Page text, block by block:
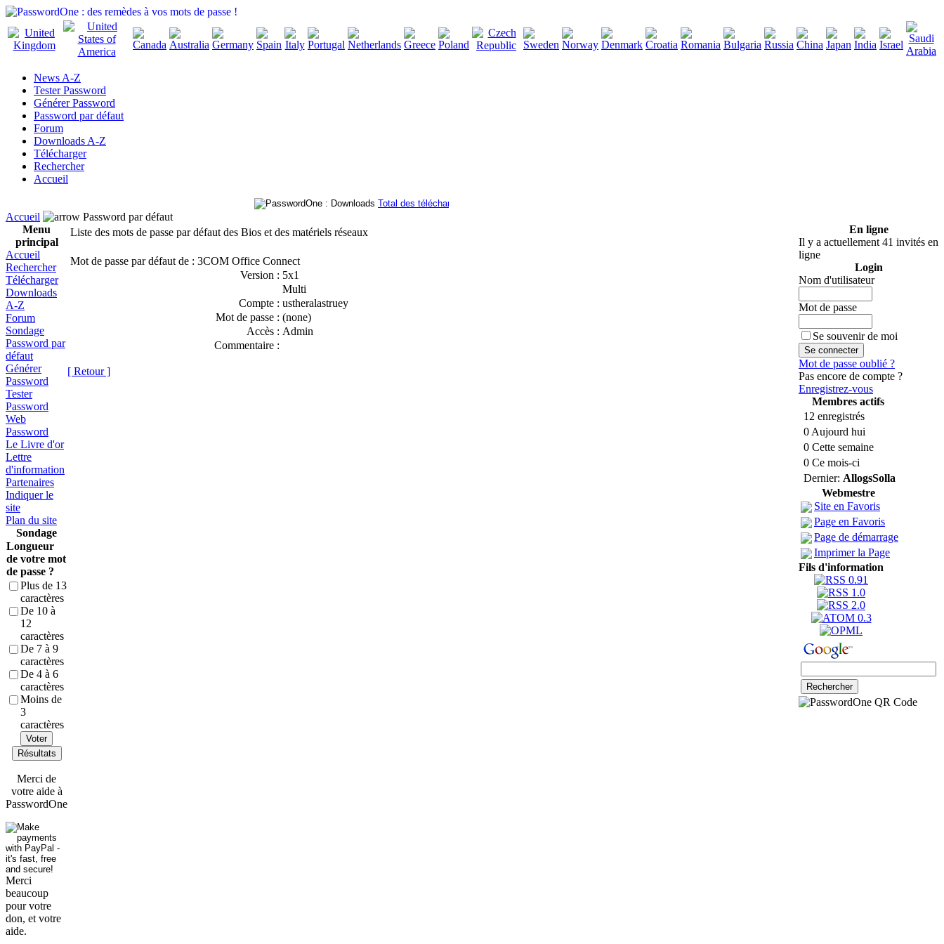
News A-Z
Tester Password
Générer Password
Password par défaut
Forum
Downloads A-Z
Télécharger
Rechercher
Accueil
Total des téléchargements
Accueil
Password par défaut
Menu
principal
Accueil
Rechercher
Télécharger
Downloads
A-Z
Forum
Sondage
Password par
défaut
Générer
Password
Tester
Password
Web
Password
Le Livre d'or
Lettre
d'information
Partenaires
Indiquer le
site
Plan du site
Sondage
Longueur
de votre mot
de passe ?
Plus de 13
caractères
De 10 à
12
caractères
De 7 à 9
caractères
De 4 à 6
caractères
Moins de
3
caractères
Voter
Résultats
Merci de
votre aide à
PasswordOne
Merci
beaucoup
pour votre
don, et votre
aide.
Liste des mots de passe par défaut des Bios et des matériels réseaux
Mot de passe par défaut de : 3COM Office Connect
Version : 5x1
Multi
Compte : ustheralastruey
Mot de passe : (none)
Accès : Admin
Commentaire :
[ Retour ]
En ligne
Il y a actuellement 41 invités en
ligne
Login
Nom d'utilisateur
Mot de passe
Se souvenir de moi
Mot de passe oublié ?
Pas encore de compte ?
Enregistrez-vous
Membres actifs
12 enregistrés
0 Aujourd hui
0 Cette semaine
0 Ce mois-ci
Dernier: AllogsSolla
Webmestre
Site en Favoris
Page en Favoris
Page de démarrage
Imprimer la Page
Fils d'information